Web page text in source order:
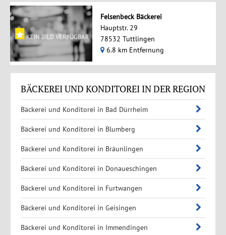
Felsenbeck Bäckerei
Hauptstr. 29
78532 Tuttlingen
6.8 km Entfernung
BÄCKEREI UND KONDITOREI IN DER REGION
Bäckerei und Konditorei in Bad Dürrheim
Bäckerei und Konditorei in Blumberg
Bäckerei und Konditorei in Bräunlingen
Bäckerei und Konditorei in Donaueschingen
Bäckerei und Konditorei in Furtwangen
Bäckerei und Konditorei in Geisingen
Bäckerei und Konditorei in Immendingen